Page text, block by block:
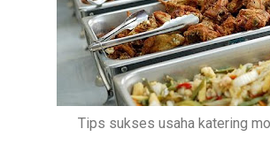
Tips sukses usaha katering